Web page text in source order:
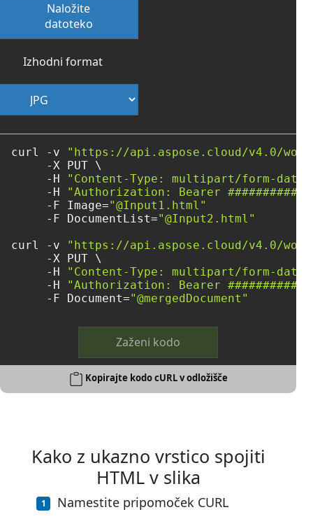
Naložite
datoteko
Izhodni format
curl -v
"https://api.aspose.cloud/v4.0/
     -X PUT \
     -H
"Content-Type: multipart/form-data"
     -H
"Authorization: Bearer
     -F Image=
"@Input1.html"
     -F DocumentList=
"@Input2.html"
curl -v
"https://api.aspose.cloud/v4.0/
     -X PUT \
     -H
"Content-Type: multipart/form-data"
     -H
"Authorization: Bearer
     -F Document=
"@mergedDocument"
Zaženi kodo
Kopirajte kodo cURL v odložišče
Kako z ukazno vrstico spojiti
HTML v slika
Namestite pripomoček CURL